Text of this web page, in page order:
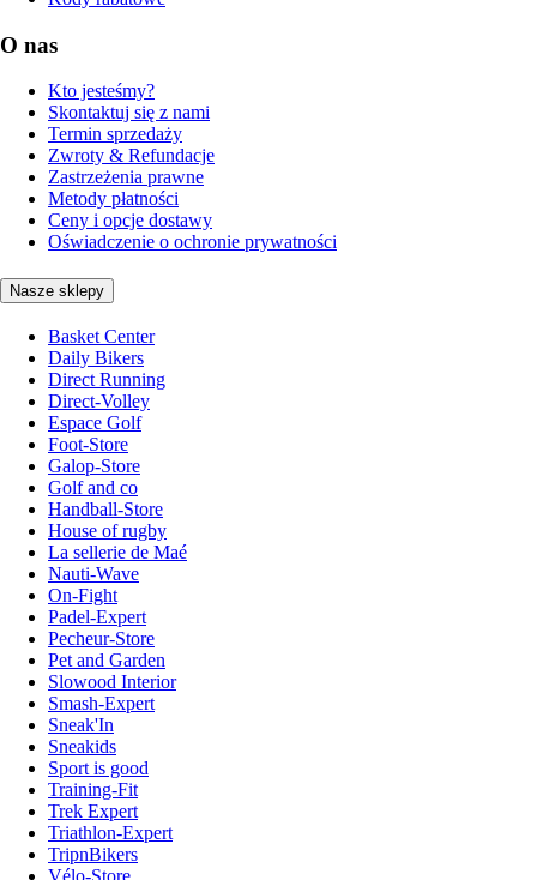
O nas
Kto jesteśmy?
Skontaktuj się z nami
Termin sprzedaży
Zwroty & Refundacje
Zastrzeżenia prawne
Metody płatności
Ceny i opcje dostawy
Oświadczenie o ochronie prywatności
Nasze sklepy
Basket Center
Daily Bikers
Direct Running
Direct-Volley
Espace Golf
Foot-Store
Galop-Store
Golf and co
Handball-Store
House of rugby
La sellerie de Maé
Nauti-Wave
On-Fight
Padel-Expert
Pecheur-Store
Pet and Garden
Slowood Interior
Smash-Expert
Sneak'In
Sneakids
Sport is good
Training-Fit
Trek Expert
Triathlon-Expert
TripnBikers
Vélo-Store